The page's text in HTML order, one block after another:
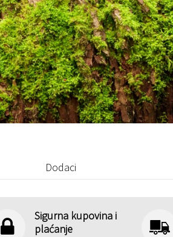
Dodaci
Sigurna kupovina i
plaćanje